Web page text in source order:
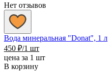
Нет отзывов
Вода минеральная "Donat", 1 л
450 ₽/1 шт
цена за 1 шт
В корзину